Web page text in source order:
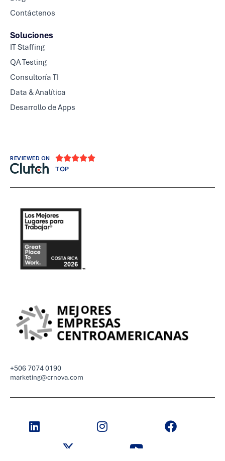
Contáctenos
Soluciones
IT Staffing
QA Testing
Consultoría TI
Data & Analítica
Desarrollo de Apps
REVIEWED ON 
TOP
+506 7074 0190
marketing@crnova.com